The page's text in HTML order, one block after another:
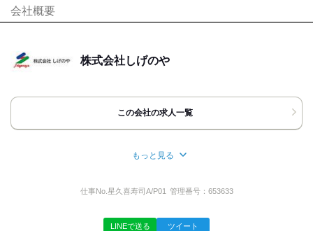
髪自由
友達応募
[最寄駅]
千葉県 千葉市中央区⁄千葉駅 (車 10分)ほか
千葉県千葉市中央区星久喜町1202-20
応募方法
お気軽にお問い合わせください。
のみでも構いません!!
会社概要
株式会社しげのや
この会社の求人一覧
千葉県市原市光風台1-375-1
もっと見る
仕事No. 星久喜寿司A/P01 管理番号： 653633
LINEで送る ツイート